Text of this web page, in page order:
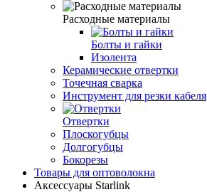
Расходные материалы
Болты и гайки
Изолента
Керамические отвертки
Точечная сварка
Инструмент для резки кабеля
Отвертки
Плоскогубцы
Долгогубцы
Бокорезы
Товары для оптоволокна
Аксессуары Starlink